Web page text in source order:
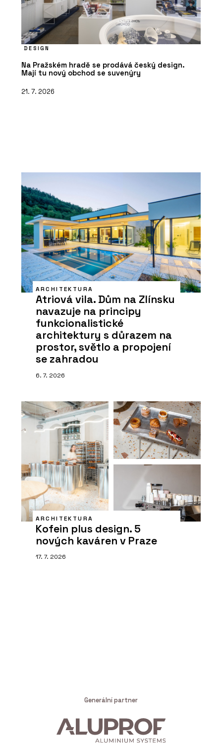
DESIGN
Na Pražském hradě se prodává český design.
Mají tu nový obchod se suvenýry
21. 7. 2026
ARCHITEKTURA
Atriová vila. Dům na Zlínsku
navazuje na principy
funkcionalistické
architektury s důrazem na
prostor, světlo a propojení
se zahradou
6. 7. 2026
ARCHITEKTURA
Kofein plus design. 5
nových kaváren v Praze
17. 7. 2026
Generální partner